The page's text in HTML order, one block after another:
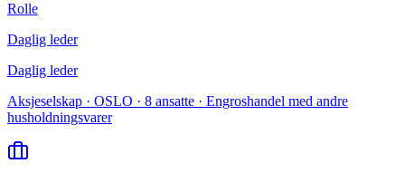
Rolle
Daglig leder
Daglig leder
Aksjeselskap · OSLO · 8 ansatte · Engroshandel med andre
husholdningsvarer